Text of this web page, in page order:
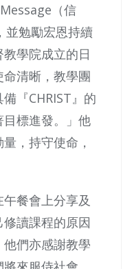
（信
勉勵宏恩持續
學院成立的日
清晰，教學團
『CHRIST』的
標進發。」他
，持守使命，
餐會上分享及
讀課程的原因
們亦感謝教學